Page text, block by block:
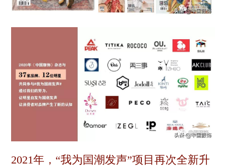
2021年，“我为国潮发声”项目再次全新升